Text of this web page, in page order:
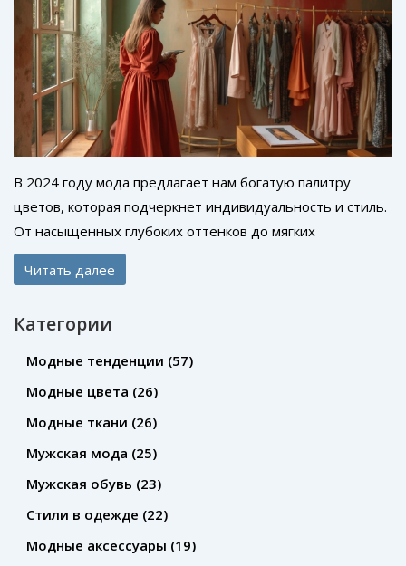
В 2024 году мода предлагает нам богатую палитру
цветов, которая подчеркнет индивидуальность и стиль.
От насыщенных глубоких оттенков до мягких
пастельных тонов — каждый найдет что-то для себя.
Особое внимание уделяется устойчивым и экологически
трендами года. В статье обсуждаются лидирующие
цвета сезона и материалы, которые идеально подходят
выражайте свои эмоции через одежду.
Читать далее
Категории
Модные тенденции (57)
Модные цвета (26)
Модные ткани (26)
Мужская мода (25)
Мужская обувь (23)
Стили в одежде (22)
Модные аксессуары (19)